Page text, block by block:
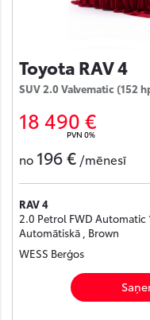
Toyota RAV 4
SUV 2.0 Valvematic (152
18 490 €
PVN 0%
no 196 € /mēnesī
RAV 4
2.0 Petrol FWD Automatic
Automātiskā , Brown
WESS Berģos